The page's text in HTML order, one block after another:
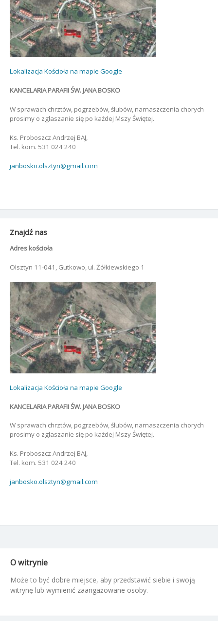
Lokalizacja Kościoła na mapie Google
KANCELARIA PARAFII ŚW. JANA BOSKO
W sprawach chrztów, pogrzebów, ślubów, namaszczenia chorych
prosimy o zgłaszanie się po każdej Mszy Świętej.
Ks. Proboszcz Andrzej BAJ,
Tel. kom. 531 024 240
janbosko.olsztyn@gmail.com
Znajdź nas
Adres kościoła
Olsztyn 11-041, Gutkowo, ul. Żółkiewskiego 1
Lokalizacja Kościoła na mapie Google
KANCELARIA PARAFII ŚW. JANA BOSKO
W sprawach chrztów, pogrzebów, ślubów, namaszczenia chorych
prosimy o zgłaszanie się po każdej Mszy Świętej.
Ks. Proboszcz Andrzej BAJ,
Tel. kom. 531 024 240
janbosko.olsztyn@gmail.com
O witrynie
Może to być dobre miejsce, aby przedstawić siebie i swoją
witrynę lub wymienić zaangażowane osoby.